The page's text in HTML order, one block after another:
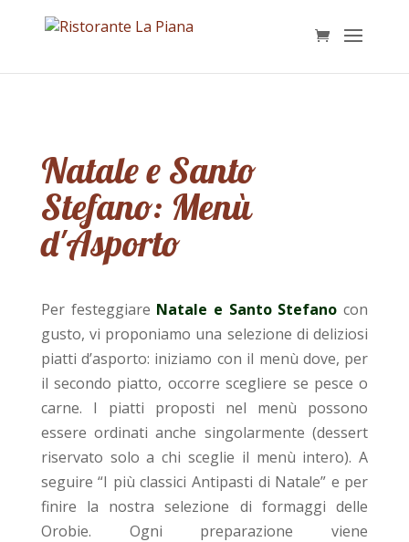
Natale e Santo
Stefano: Menù
d'Asporto
Per festeggiare Natale e Santo Stefano con
gusto, vi proponiamo una selezione di deliziosi
piatti d’asporto: iniziamo con il menù dove, per
il secondo piatto, occorre scegliere se pesce o
carne. I piatti proposti nel menù possono
essere ordinati anche singolarmente (dessert
riservato solo a chi sceglie il menù intero). A
seguire “I più classici Antipasti di Natale” e per
finire la nostra selezione di formaggi delle
Orobie. Ogni preparazione viene